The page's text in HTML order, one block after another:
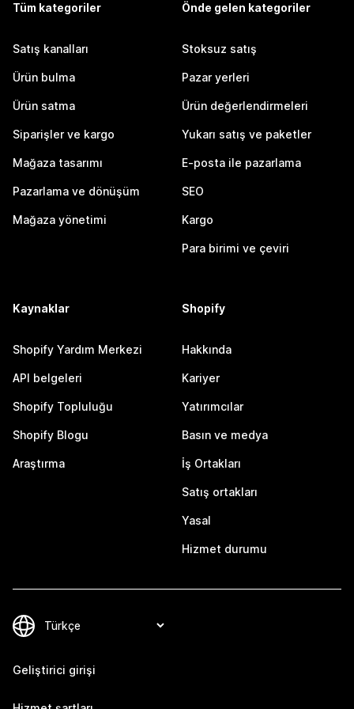
Tüm kategoriler
Satış kanalları
Ürün bulma
Ürün satma
Siparişler ve kargo
Mağaza tasarımı
Pazarlama ve dönüşüm
Mağaza yönetimi
Önde gelen kategoriler
Stoksuz satış
Pazar yerleri
Ürün değerlendirmeleri
Yukarı satış ve paketler
E-posta ile pazarlama
SEO
Kargo
Para birimi ve çeviri
Kaynaklar
Shopify Yardım Merkezi
API belgeleri
Shopify Topluluğu
Shopify Blogu
Araştırma
Shopify
Hakkında
Kariyer
Yatırımcılar
Basın ve medya
İş Ortakları
Satış ortakları
Yasal
Hizmet durumu
Geliştirici girişi